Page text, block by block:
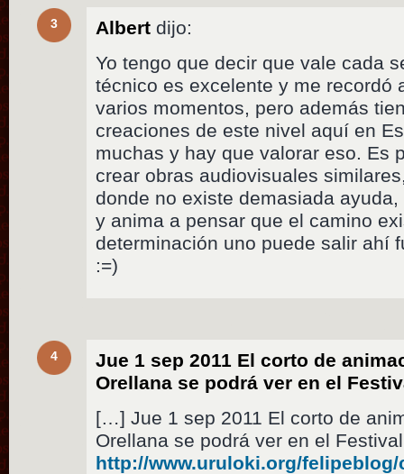
3 Albert dijo:
Yo tengo que decir que vale cada
técnico es excelente y me recordó
varios momentos, pero además
creaciones de este nivel aquí en
muchas y hay que valorar eso. Es
crear obras audiovisuales
donde no existe demasiada
y anima a pensar que el camino
determinación uno puede salir ahí
:=)
4
Jue 1 sep 2011 El corto de
Orellana se podrá ver en el
[…] Jue 1 sep 2011 El corto de
Orellana se podrá ver en el
http://www.uruloki.org/